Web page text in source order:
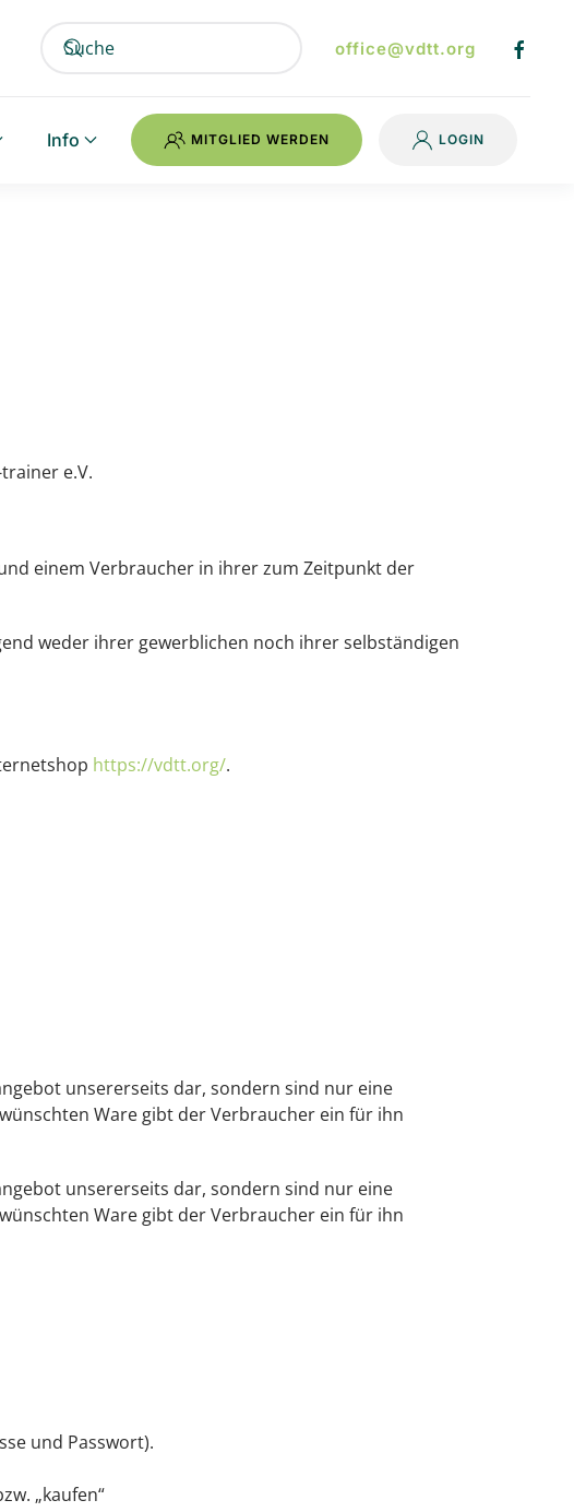
office@vdtt.org
Info MITGLIED WERDEN LOGIN
e.V.
einem Verbraucher in ihrer zum Zeitpunkt der
weder ihrer gewerblichen noch ihrer selbständigen
https://vdtt.org/.
unsererseits dar, sondern sind nur eine
Ware gibt der Verbraucher ein für ihn
unsererseits dar, sondern sind nur eine
Ware gibt der Verbraucher ein für ihn
und Passwort).
„kaufen“